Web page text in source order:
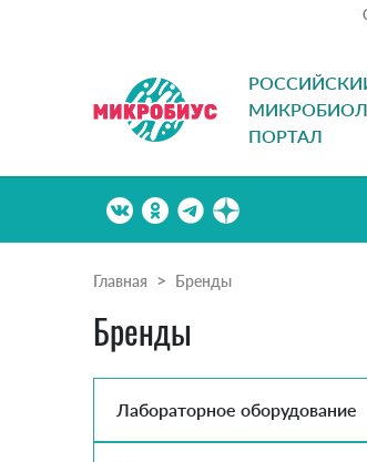
ПОРТАЛ
Главная Бренды
Бренды
Лабораторное оборудование